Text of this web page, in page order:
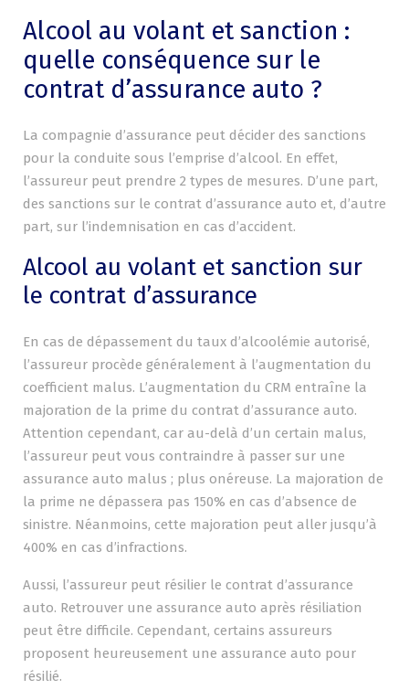
Alcool au volant et sanction :
quelle conséquence sur le
contrat d’assurance auto ?
La compagnie d’assurance peut décider des sanctions
pour la conduite sous l’emprise d’alcool. En effet,
l’assureur peut prendre 2 types de mesures. D’une part,
des sanctions sur le contrat d’assurance auto et, d’autre
part, sur l’indemnisation en cas d’accident.
Alcool au volant et sanction sur
le contrat d’assurance
En cas de dépassement du taux d’alcoolémie autorisé,
l’assureur procède généralement à l’augmentation du
coefficient malus. L’augmentation du CRM entraîne la
majoration de la prime du contrat d’assurance auto.
Attention cependant, car au-delà d’un certain malus,
l’assureur peut vous contraindre à passer sur une
assurance auto malus ; plus onéreuse. La majoration de
la prime ne dépassera pas 150% en cas d’absence de
sinistre. Néanmoins, cette majoration peut aller jusqu’à
400% en cas d’infractions.
Aussi, l’assureur peut résilier le contrat d’assurance
auto. Retrouver une assurance auto après résiliation
peut être difficile. Cependant, certains assureurs
proposent heureusement une assurance auto pour
résilié.